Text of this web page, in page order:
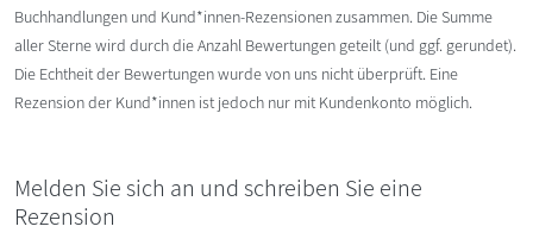
Buchhandlungen und Kund*innen-Rezensionen zusammen. Die Summe
aller Sterne wird durch die Anzahl Bewertungen geteilt (und ggf. gerundet).
Die Echtheit der Bewertungen wurde von uns nicht überprüft. Eine
Rezension der Kund*innen ist jedoch nur mit Kundenkonto möglich.
Melden Sie sich an und schreiben Sie eine
Rezension